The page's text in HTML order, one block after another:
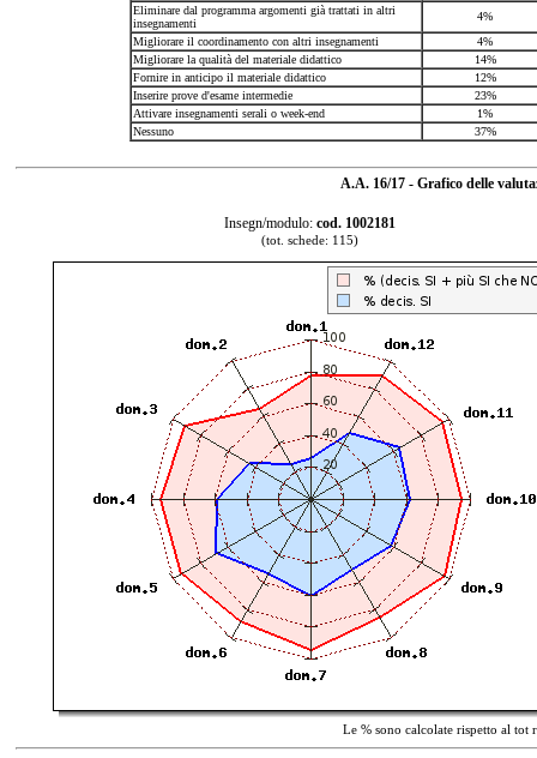
Eliminare dal programma argomenti già trattati in altri
insegnamenti
4%
Migliorare il coordinamento con altri insegnamenti
4%
Migliorare la qualità del materiale didattico
14%
Fornire in anticipo il materiale didattico
12%
Inserire prove d'esame intermedie
23%
Attivare insegnamenti serali o week-end
1%
Nessuno
37%
A.A. 16/17 - Grafico delle
Insegn/modulo: cod. 1002181
(tot. schede: 115)
Le % sono calcolate rispetto al tot